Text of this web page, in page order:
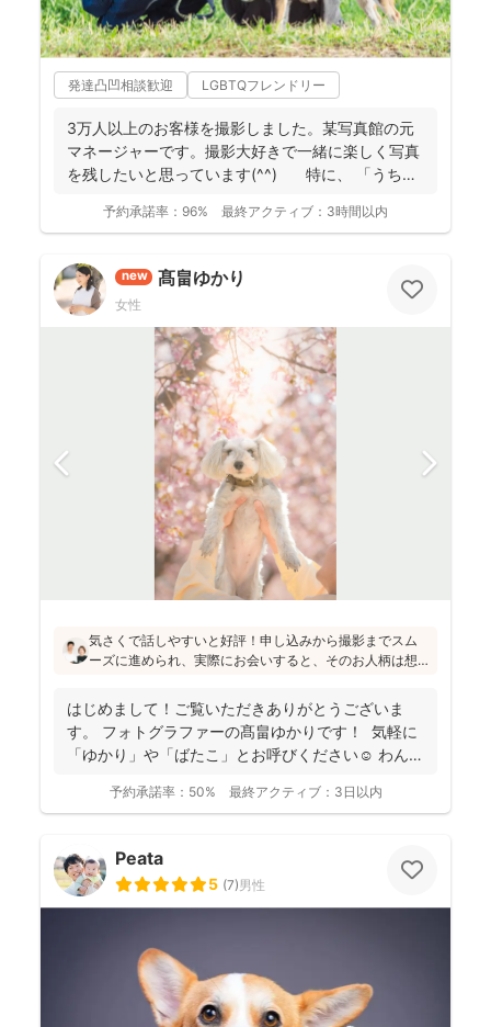
発達凸凹相談歓迎 LGBTQフレンドリー
3万人以上のお客様を撮影しました。某写真館の元
マネージャーです。撮影大好きで一緒に楽しく写真
を残したいと思っています(^^) 特に、 「うち
予約承諾率： 96% 最終アクティブ： 3時間以内
new 髙畠ゆかり
女性
気さくで話しやすいと好評！申し込みから撮影までスム
ーズに進められ、実際にお会いすると、そのお人柄は想
フォトの研修をしっかり受講され、ウェディング業界経
験もあり、赤ちゃんから大人まで安心してお写りいただ
けます♪
はじめまして！ご覧いただきありがとうございま
す。 フォトグラファーの髙畠ゆかりです！ 気軽に
「ゆかり」や「ばたこ」とお呼びください☺︎ わんぱ
予約承諾率： 50% 最終アクティブ： 3日以内
Peata
5 (7)男性